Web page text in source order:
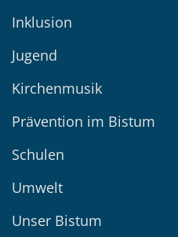
Inklusion
Jugend
Kirchenmusik
Prävention im Bistum
Schulen
Umwelt
Unser Bistum